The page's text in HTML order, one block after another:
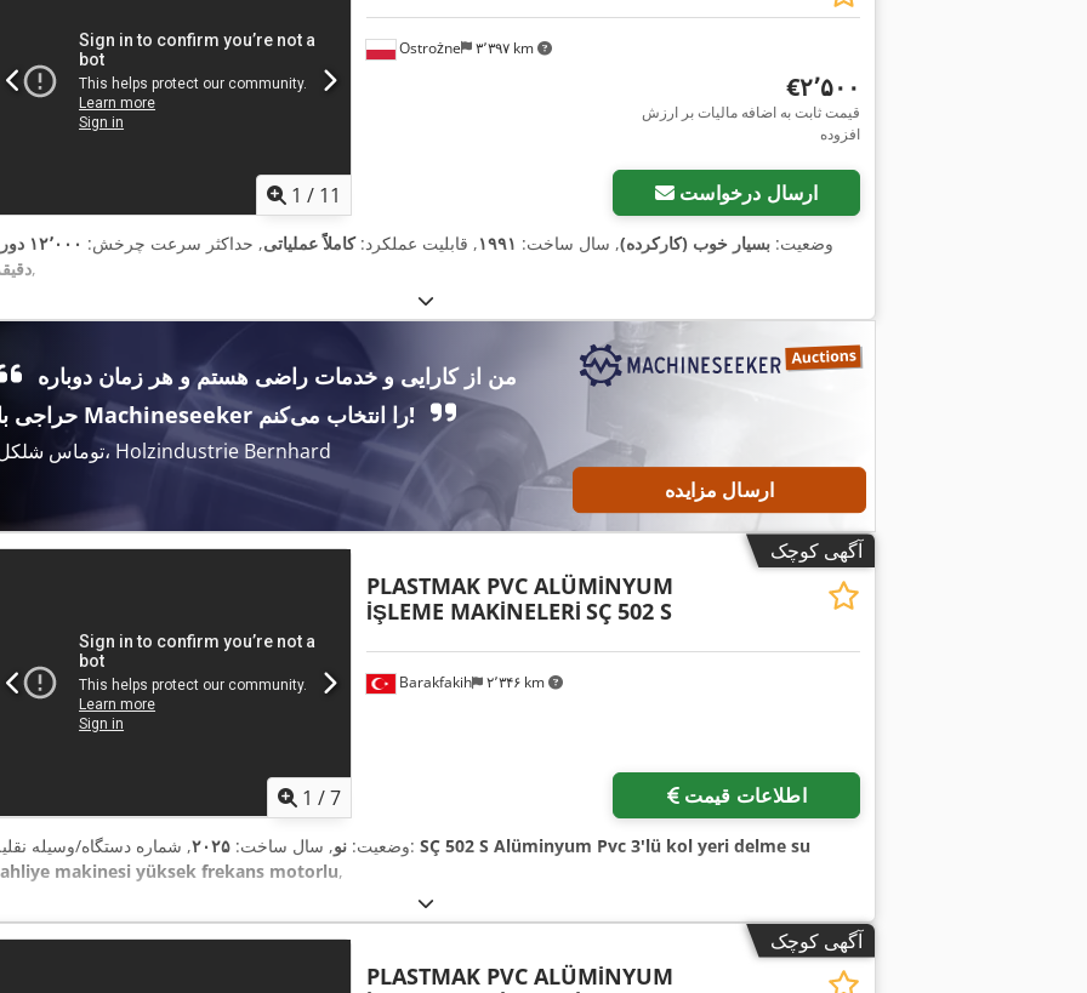
1 / 11
Ostrożne ۳٬۳۹۷ km
‎€۲٬۵۰۰
قیمت ثابت به اضافه مالیات بر ارزش
افزوده
ارسال درخواست
وضعیت: بسیار خوب (کارکرده), سال ساخت: ۱۹۹۱, قابلیت عملکرد:کاملاً عملیاتی, حداکثر سرعت چرخش:
۱۲٬۰۰۰
,
حراجی با Machineseeker را انتخاب می‌کنم!
توماس شلکل، Holzindustrie Bernhard
ارسال مزایده
آگهی کوچک
1 /7
Barakfakih ۲٬۳۴۶ km
PLASTMAK PVC ALÜMİNYUM
İŞLEME MAKİNELERİ SÇ 502 S
اطلاعات قیمت
وضعیت: نو, سال ساخت: ۲۰۲۵ , شماره دستگاه/وسیله نقلیه: SÇ 502 S Alüminyum Pvc 3'lü kol yeri delme su
makinesi yüksek frekans motorlu,
آگهی کوچک
PLASTMAK PVC ALÜMİNYUM